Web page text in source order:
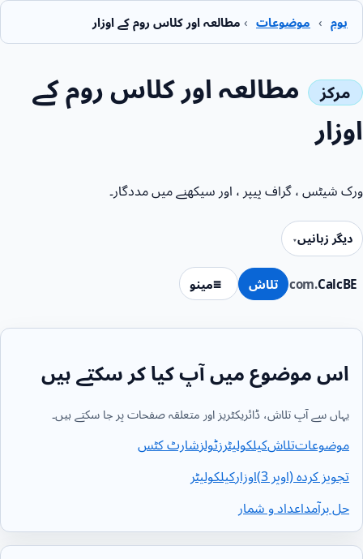
ہوم › موضوعات › مطالعہ اور کلاس روم کے اوزار
CalcBE
.com تلاش مینو
مطالعہ اور کلاس روم کے
اوزار
ورک شیٹس ، گراف پیپر ، اور سیکھنے میں مددگار۔
دیگر زبانیں
اس موضوع میں آپ کیا کر سکتے ہیں
یہاں سے آپ تلاش، ڈائریکٹریز اور متعلقہ صفحات پر جا سکتے ہیں۔
موضوعاتتلاشکیلکولیٹرزٹولزشارٹ کٹس
تجویز کردہ (اوپر 3)
اوزارکیلکولیٹر
حل برآمداعداد و شمار